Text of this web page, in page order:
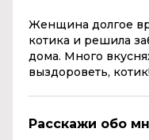
Женщина долгое
котика и решила
дома. Много
выздороветь, котик!
Расскажи обо